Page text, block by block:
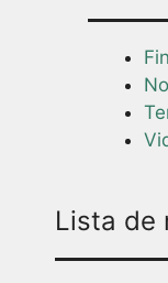
Lista de